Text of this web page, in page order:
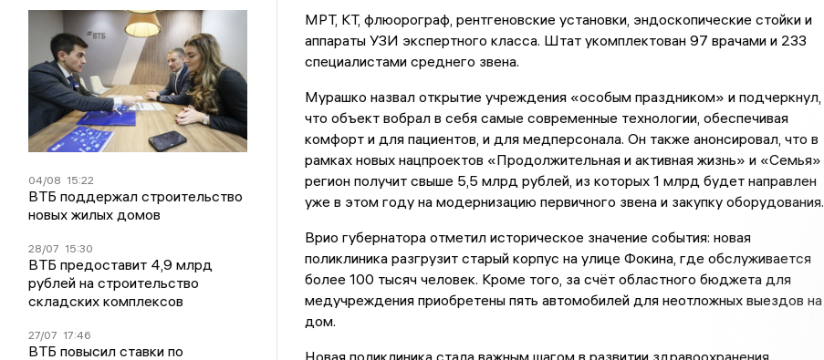
04/08 15:22
ВТБ поддержал строительство
новых жилых домов
28/07 15:30
ВТБ предоставит 4,9 млрд
рублей на строительство
складских комплексов
27/07 17:46
ВТБ повысил ставки по
МРТ, КТ, флюорограф, рентгеновские установки, эндоскопические стойки и
аппараты УЗИ экспертного класса. Штат укомплектован 97 врачами и 233
специалистами среднего звена.
Мурашко назвал открытие учреждения «особым праздником» и подчеркнул,
что объект вобрал в себя самые современные технологии, обеспечивая
комфорт и для пациентов, и для медперсонала. Он также анонсировал, что в
рамках новых нацпроектов «Продолжительная и активная жизнь» и «Семья»
регион получит свыше 5,5 млрд рублей, из которых 1 млрд будет направлен
уже в этом году на модернизацию первичного звена и закупку оборудования.
Врио губернатора отметил историческое значение события: новая
поликлиника разгрузит старый корпус на улице Фокина, где обслуживается
более 100 тысяч человек. Кроме того, за счёт областного бюджета для
медучреждения приобретены пять автомобилей для неотложных выездов на
дом.